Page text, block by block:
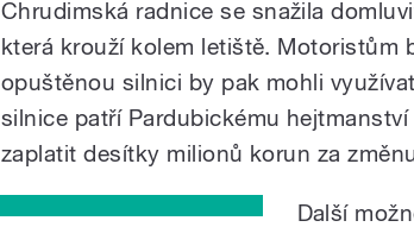
Chrudimská radnice se snažila
která krouží kolem letiště. Motoristům
opuštěnou silnici by pak mohli
silnice patří Pardubickému
zaplatit desítky milionů korun za
Další